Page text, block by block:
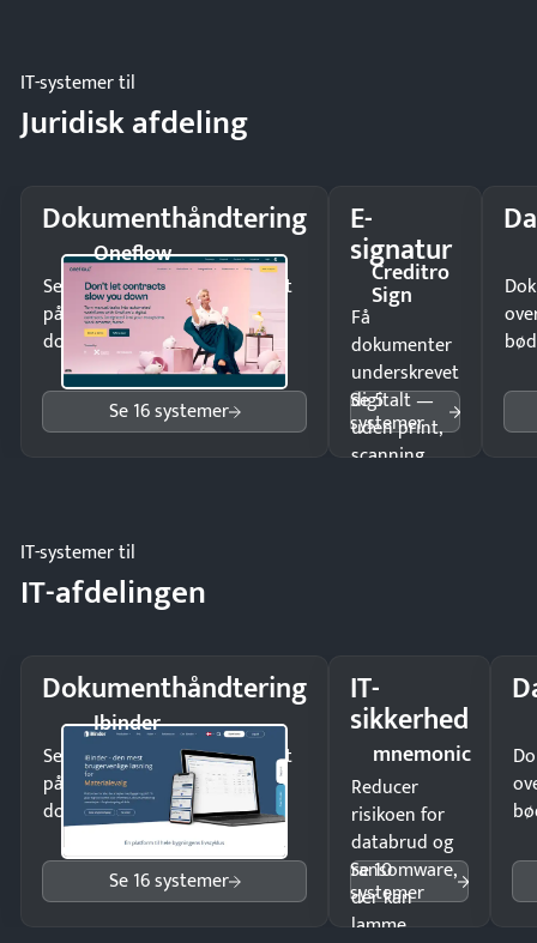
IT-systemer til
Juridisk afdeling
Dokumenthåndtering
Oneflow
Send kontrakter til underskrift
på minutter og mist ingen
dokumenter.
Se 16 systemer
E-
signatur
Creditro
Sign
Få
dokumenter
underskrevet
digitalt —
uden print,
scanning
Se 5
systemer
IT-systemer til
IT-afdelingen
Dokumenthåndtering
Ibinder
Send kontrakter til underskrift
på minutter og mist ingen
dokumenter.
Se 16 systemer
IT-
sikkerhed
mnemonic
Reducer
risikoen for
databrud og
ransomware,
der kan
lamme
Se 10
systemer